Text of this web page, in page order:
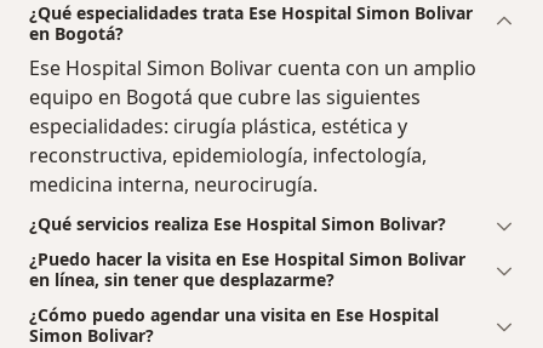
¿Qué especialidades trata Ese Hospital Simon Bolivar
en Bogotá?
Ese Hospital Simon Bolivar cuenta con un amplio
equipo en Bogotá que cubre las siguientes
especialidades: cirugía plástica, estética y
reconstructiva, epidemiología, infectología,
medicina interna, neurocirugía.
¿Qué servicios realiza Ese Hospital Simon Bolivar?
¿Puedo hacer la visita en Ese Hospital Simon Bolivar
en línea, sin tener que desplazarme?
¿Cómo puedo agendar una visita en Ese Hospital
Simon Bolivar?